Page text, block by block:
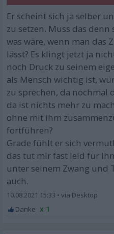
Er scheint sich ja selber
zu setzen. Muss das
was wäre, wenn man das
lässt? Es klingt jetzt ja
noch Druck zu seinem
als Mensch wichtig ist,
zu sprechen, da nochmal
da ist nichts mehr zu
ohne mit ihm
fortführen?
Grade fühlt er sich
das tut mir fast leid für
unter seinem Zwang
auch.
10.08.2021 15:33 •
x 1